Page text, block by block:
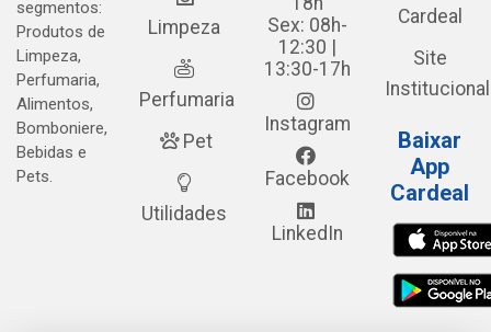
segmentos:
Produtos de
Limpeza,
Perfumaria,
Alimentos,
Bomboniere,
Bebidas e
Pets.
Limpeza
Perfumaria
Pet
Utilidades
Sex: 08h-
12:30 |
13:30-17h
Instagram
Facebook
LinkedIn
Cardeal
Site
Institucional
Baixar
App
Cardeal